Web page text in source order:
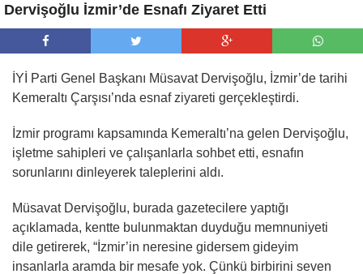
Dervişoğlu İzmir’de Esnafı Ziyaret Etti
İYİ Parti Genel Başkanı Müsavat Dervişoğlu, İzmir’de tarihi
Kemeraltı Çarşısı’nda esnaf ziyareti gerçekleştirdi.
İzmir programı kapsamında Kemeraltı’na gelen Dervişoğlu,
işletme sahipleri ve çalışanlarla sohbet etti, esnafın
sorunlarını dinleyerek taleplerini aldı.
Müsavat Dervişoğlu, burada gazetecilere yaptığı
açıklamada, kentte bulunmaktan duyduğu memnuniyeti
dile getirerek, “İzmir’in neresine gidersem gideyim
insanlarla aramda bir mesafe yok. Çünkü birbirini seven